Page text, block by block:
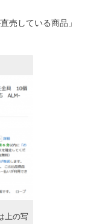
売している商品」
上の写